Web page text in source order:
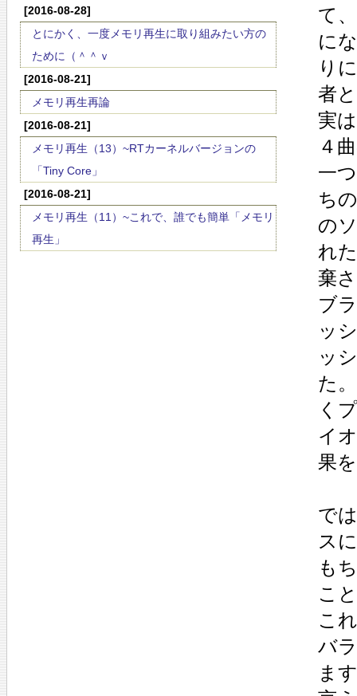
[2016-08-28]
とにかく、一度メモリ再生に取り組みたい方の
ために（＾＾ｖ
[2016-08-21]
メモリ再生再論
[2016-08-21]
メモリ再生（13）~RTカーネルバージョンの
「Tiny Core」
[2016-08-21]
メモリ再生（11）~これで、誰でも簡単「メモリ
再生」
て
に
り
者
実
４
一
ち
の
れ
棄
ブ
ッ
ッ
た
く
イ
果
で
ス
も
こ
こ
バ
ま